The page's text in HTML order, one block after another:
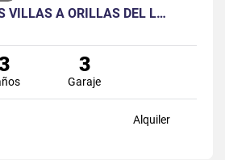
VILLAS A ORILLAS DEL L…
3
Garaje
Alquiler